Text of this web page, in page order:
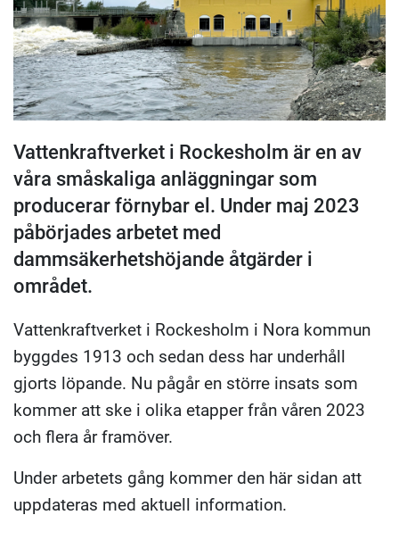
Vattenkraftverket i Rockesholm är en av
våra småskaliga anläggningar som
producerar förnybar el. Under maj 2023
påbörjades arbetet med
dammsäkerhetshöjande åtgärder i
området.
Vattenkraftverket i Rockesholm i Nora kommun
byggdes 1913 och sedan dess har underhåll
gjorts löpande. Nu pågår en större insats som
kommer att ske i olika etapper från våren 2023
och flera år framöver.
Under arbetets gång kommer den här sidan att
uppdateras med aktuell information.